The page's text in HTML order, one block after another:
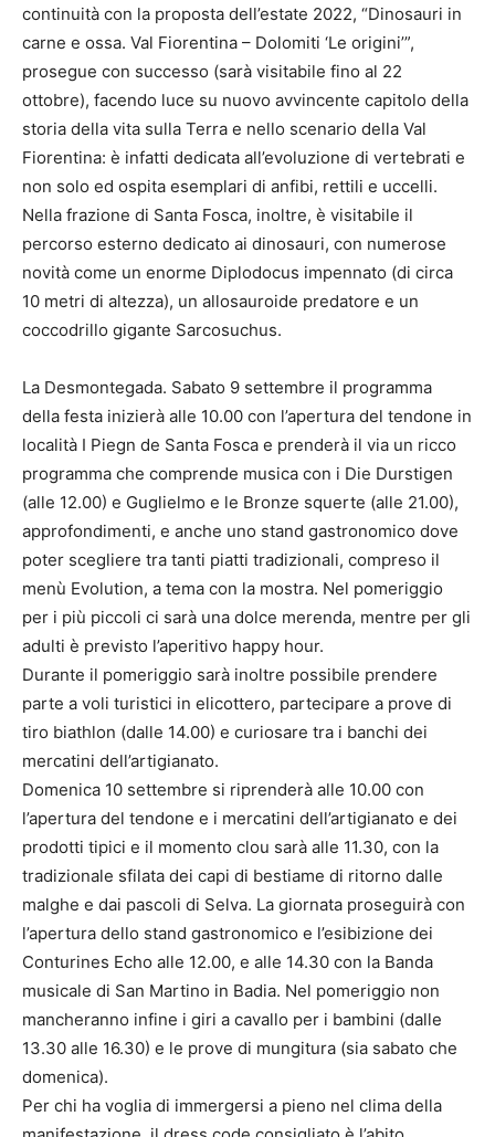
continuità con la proposta dell’estate 2022, “Dinosauri in
carne e ossa. Val Fiorentina – Dolomiti ‘Le origini’”,
prosegue con successo (sarà visitabile fino al 22
ottobre), facendo luce su nuovo avvincente capitolo della
storia della vita sulla Terra e nello scenario della Val
Fiorentina: è infatti dedicata all’evoluzione di vertebrati e
non solo ed ospita esemplari di anfibi, rettili e uccelli.
Nella frazione di Santa Fosca, inoltre, è visitabile il
percorso esterno dedicato ai dinosauri, con numerose
novità come un enorme Diplodocus impennato (di circa
10 metri di altezza), un allosauroide predatore e un
coccodrillo gigante Sarcosuchus.
La Desmontegada. Sabato 9 settembre il programma
della festa inizierà alle 10.00 con l’apertura del tendone in
località I Piegn de Santa Fosca e prenderà il via un ricco
programma che comprende musica con i Die Durstigen
(alle 12.00) e Guglielmo e le Bronze squerte (alle 21.00),
approfondimenti, e anche uno stand gastronomico dove
poter scegliere tra tanti piatti tradizionali, compreso il
menù Evolution, a tema con la mostra. Nel pomeriggio
per i più piccoli ci sarà una dolce merenda, mentre per gli
adulti è previsto l’aperitivo happy hour.
Durante il pomeriggio sarà inoltre possibile prendere
parte a voli turistici in elicottero, partecipare a prove di
tiro biathlon (dalle 14.00) e curiosare tra i banchi dei
mercatini dell’artigianato.
Domenica 10 settembre si riprenderà alle 10.00 con
l’apertura del tendone e i mercatini dell’artigianato e dei
prodotti tipici e il momento clou sarà alle 11.30, con la
tradizionale sfilata dei capi di bestiame di ritorno dalle
malghe e dai pascoli di Selva. La giornata proseguirà con
l’apertura dello stand gastronomico e l’esibizione dei
Conturines Echo alle 12.00, e alle 14.30 con la Banda
musicale di San Martino in Badia. Nel pomeriggio non
mancheranno infine i giri a cavallo per i bambini (dalle
13.30 alle 16.30) e le prove di mungitura (sia sabato che
domenica).
Per chi ha voglia di immergersi a pieno nel clima della